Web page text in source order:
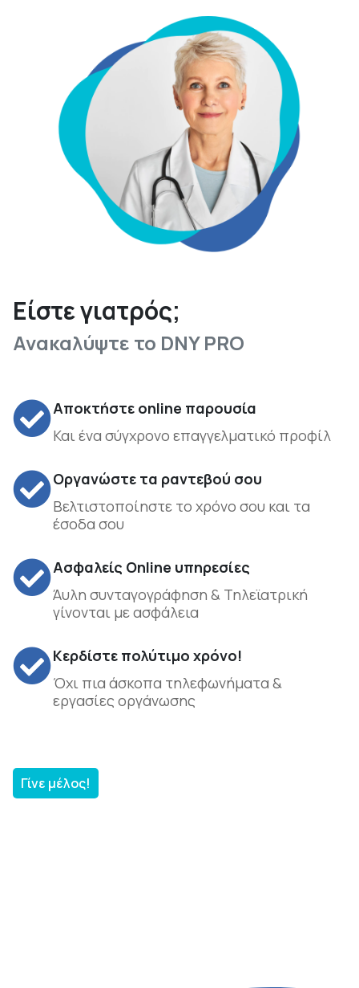
Είστε γιατρός;
Ανακαλύψτε το DNY PRO
Αποκτήστε online παρουσία
Και ένα σύγχρονο επαγγελματικό προφίλ
Οργανώστε τα ραντεβού σου
Βελτιστοποίηστε το χρόνο σου και τα
έσοδα σου
Ασφαλείς Online υπηρεσίες
Άυλη συνταγογράφηση & Τηλεϊατρική
γίνονται με ασφάλεια
Κερδίστε πολύτιμο χρόνο!
Όχι πια άσκοπα τηλεφωνήματα &
εργασίες οργάνωσης
Γίνε μέλος!